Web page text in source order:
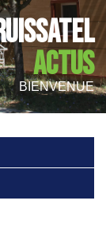
ACTUS
BIENVENUE